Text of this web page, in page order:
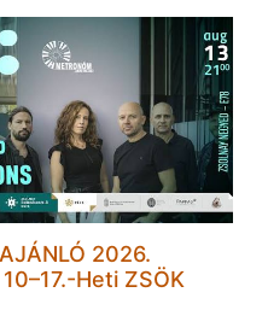
2026.
Heti ZSÖK